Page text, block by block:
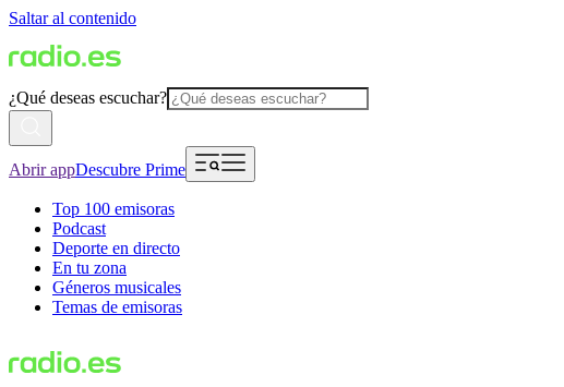
Saltar al contenido
¿Qué deseas escuchar?
Abrir appDescubre Prime
Top 100 emisoras
Podcast
Deporte en directo
En tu zona
Géneros musicales
Temas de emisoras